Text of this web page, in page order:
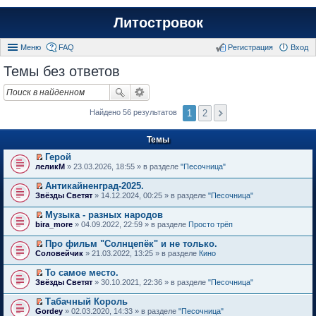
Литостровок
Меню FAQ Вход
Регистрация
Темы без ответов
Найдено 56 результатов 1 2
Темы
П
р
е
й
т
и
к
е
р
в
о
м
у
е
п
Герой
леликМ » 23.03.2026, 18:55 » в разделе "Песочница"
П
р
е
й
т
и
к
е
р
в
о
м
у
Антикайненград-2025.
Звёзды Светят » 14.12.2024, 00:25 » в разделе "Песочница"
П
р
е
й
т
и
к
е
Музыка - разных народов
bira_more » 04.09.2022, 22:59 » в разделе Просто трёп
П
р
й
т
и
к
Про фильм "Солнцепёк" и не только.
Соловейчик » 21.03.2022, 13:25 » в разделе Кино
П
р
й
То самое место.
Звёзды Светят » 30.10.2021, 22:36 » в разделе "Песочница"
П
Табачный Король
Gordey » 02.03.2020, 14:33 » в разделе "Песочница"